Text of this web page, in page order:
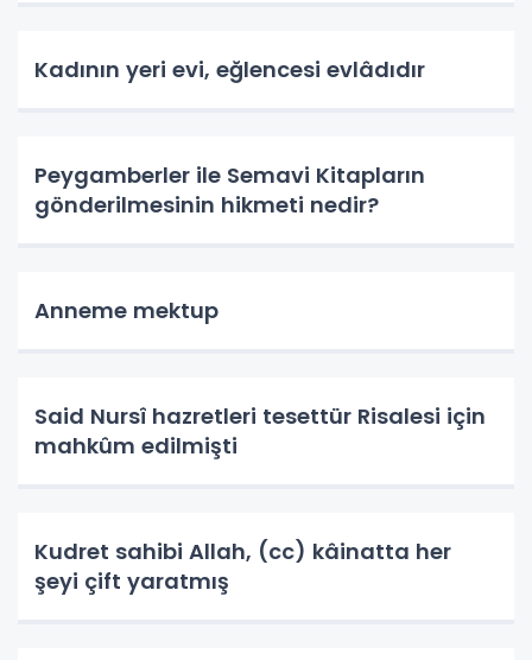
Kadının yeri evi, eğlencesi evlâdıdır
Peygamberler ile Semavi Kitapların
gönderilmesinin hikmeti nedir?
Anneme mektup
Said Nursî hazretleri tesettür Risalesi için
mahkûm edilmişti
Kudret sahibi Allah, (cc) kâinatta her
şeyi çift yaratmış